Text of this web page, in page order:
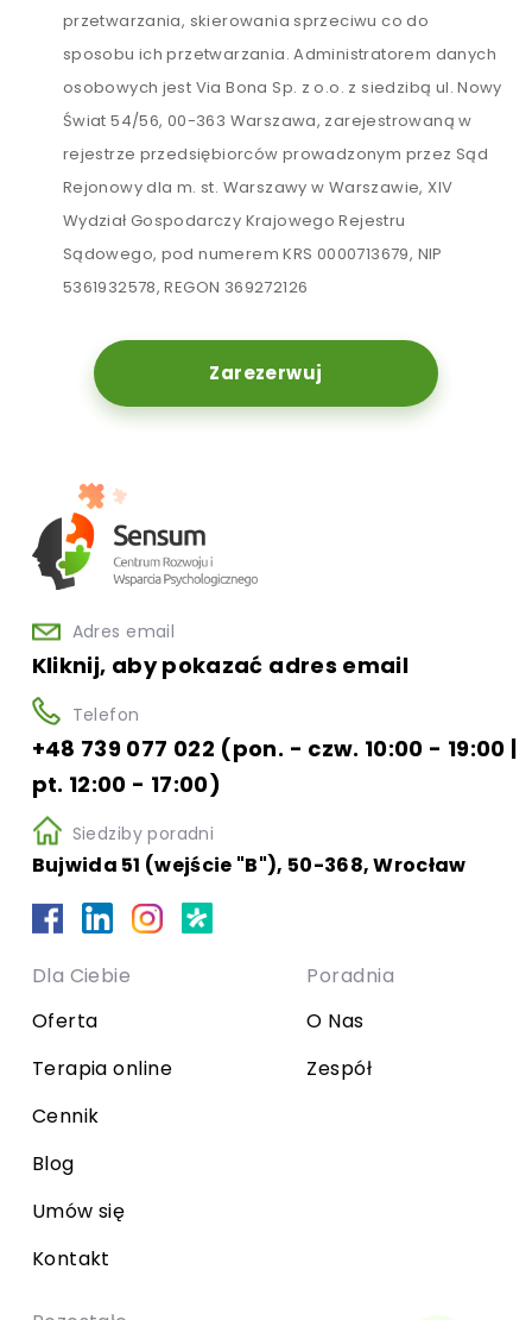
przetwarzania, skierowania sprzeciwu co do
sposobu ich przetwarzania. Administratorem danych
osobowych jest Via Bona Sp. z o.o. z siedzibą ul. Nowy
Świat 54/56, 00-363 Warszawa, zarejestrowaną w
rejestrze przedsiębiorców prowadzonym przez Sąd
Rejonowy dla m. st. Warszawy w Warszawie, XIV
Wydział Gospodarczy Krajowego Rejestru
Sądowego, pod numerem KRS 0000713679, NIP
5361932578, REGON 369272126
Zarezerwuj
Adres email
Kliknij, aby pokazać adres email
Telefon
+48 739 077 022 (pon. - czw. 10:00 - 19:00 |
pt. 12:00 - 17:00)
Siedziby poradni
Bujwida 51 (wejście "B"), 50-368, Wrocław
Dla Ciebie
Oferta
Terapia online
Cennik
Blog
Umów się
Kontakt
Poradnia
O Nas
Zespół